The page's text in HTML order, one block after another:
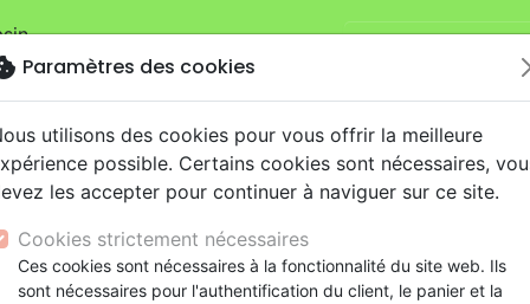
Je veux retirer
sur la boutiqueLa Maison de la
NouveautésBiblesLivreseBooks
Paramètres des cookies
utilisons des cookies pour vous offrir la meilleure
possible. Certains cookies sont nécessaires,
les accepter pour continuer à naviguer sur ce site.
Cookies strictement nécessaires
Ces cookies sont nécessaires à la fonctionnalité du site web. Ils
sont nécessaires pour l'authentification du client, le panier et la